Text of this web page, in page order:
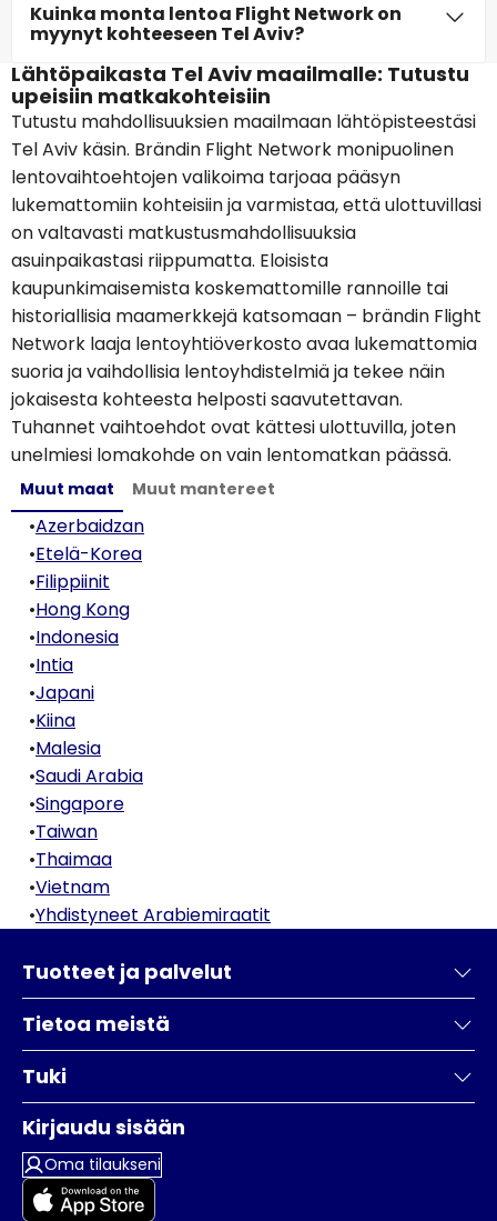
Kuinka monta lentoa Flight Network on
myynyt kohteeseen Tel Aviv?
Lähtöpaikasta Tel Aviv maailmalle: Tutustu
upeisiin matkakohteisiin
Tutustu mahdollisuuksien maailmaan lähtöpisteestäsi
Tel Aviv käsin. Brändin Flight Network monipuolinen
lentovaihtoehtojen valikoima tarjoaa pääsyn
lukemattomiin kohteisiin ja varmistaa, että ulottuvillasi
on valtavasti matkustusmahdollisuuksia
asuinpaikastasi riippumatta. Eloisista
kaupunkimaisemista koskemattomille rannoille tai
historiallisia maamerkkejä katsomaan – brändin Flight
Network laaja lentoyhtiöverkosto avaa lukemattomia
suoria ja vaihdollisia lentoyhdistelmiä ja tekee näin
jokaisesta kohteesta helposti saavutettavan.
Tuhannet vaihtoehdot ovat kättesi ulottuvilla, joten
unelmiesi lomakohde on vain lentomatkan päässä.
Muut maat Muut mantereet
•Azerbaidzan
•Etelä-Korea
•Filippiinit
•Hong Kong
•Indonesia
•Intia
•Japani
•Kiina
•Malesia
•Saudi Arabia
•Singapore
•Taiwan
•Thaimaa
•Vietnam
•Yhdistyneet Arabiemiraatit
Tuotteet ja palvelut
Tietoa meistä
Tuki
Kirjaudu sisään
Oma tilaukseni